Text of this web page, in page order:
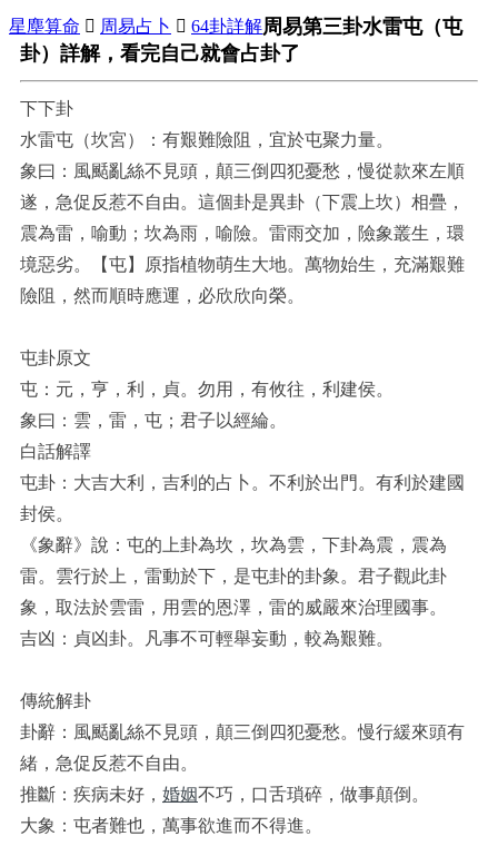
星塵算命  周易占卜  64卦詳解周易第三卦水雷屯（屯
卦）詳解，看完自己就會占卦了
下下卦
水雷屯（坎宮）：有艱難險阻，宜於屯聚力量。
象曰：風颳亂絲不見頭，顛三倒四犯憂愁，慢從款來左順
遂，急促反惹不自由。這個卦是異卦（下震上坎）相疊，
震為雷，喻動；坎為雨，喻險。雷雨交加，險象叢生，環
境惡劣。【屯】原指植物萌生大地。萬物始生，充滿艱難
險阻，然而順時應運，必欣欣向榮。
屯卦原文
屯：元，亨，利，貞。勿用，有攸往，利建侯。
象曰：雲，雷，屯；君子以經綸。
白話解譯
屯卦：大吉大利，吉利的占卜。不利於出門。有利於建國
封侯。
《象辭》說：屯的上卦為坎，坎為雲，下卦為震，震為
雷。雲行於上，雷動於下，是屯卦的卦象。君子觀此卦
象，取法於雲雷，用雲的恩澤，雷的威嚴來治理國事。
吉凶：貞凶卦。凡事不可輕舉妄動，較為艱難。
傳統解卦
卦辭：風颳亂絲不見頭，顛三倒四犯憂愁。慢行緩來頭有
緒，急促反惹不自由。
推斷：疾病未好， 婚姻不巧，口舌瑣碎，做事顛倒。
大象：屯者難也，萬事欲進而不得進。